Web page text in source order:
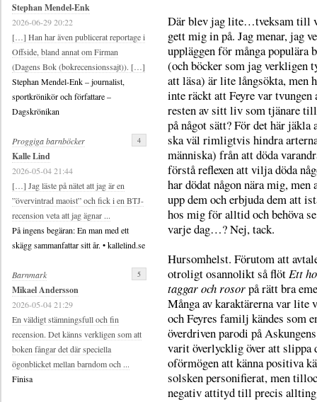
Där blev jag lite…tveksam till
gett mig in på. Jag menar, jag
uppläggen för många populära
(och böcker som jag verkligen
att läsa) är lite långsökta, men
inte räckt att Feyre var tvungen
resten av sitt liv som tjänare
på något sätt? För det här jäkla
ska väl rimligtvis hindra
människa) från att döda
förstå reflexen att vilja döda
har dödat någon nära mig, men
upp dem och erbjuda dem att
hos mig för alltid och behöva
varje dag…? Nej, tack.
Hursomhelst. Förutom att
otroligt osannolikt så flöt Ett
taggar och rosorpå rätt bra
Många av karaktärerna var lite
och Feyres familj kändes som
överdriven parodi på
varit överlycklig över att slippa
oförmögen att känna positiva
solsken personifierat, men
negativ attityd till precis
Stephan Mendel-Enk
2026-06-29 20:22
[…] Han har även publicerat reportage i
Offside, bland annat om Firman
(Dagens Bok (bokrecensionssajt)). […]
Stephan Mendel-Enk – journalist,
sportkrönikör och författare –
Dagskrönikan
Proggiga barnböcker
Kalle Lind
2026-05-04 21:44
[…] Jag läste på nätet att jag är en
”övervintrad maoist” och fick i en BTJ-
recension veta att jag ägnar ...
På ingens begäran: En man med ett
skägg sammanfattar sitt år. • kallelind.se
4
Barnmark
Mikael Andersson
2026-05-04 21:29
En väldigt stämningsfull och fin
recension. Det känns verkligen som att
boken fångar det där speciella
ögonblicket mellan barndom och ...
Finisa
5